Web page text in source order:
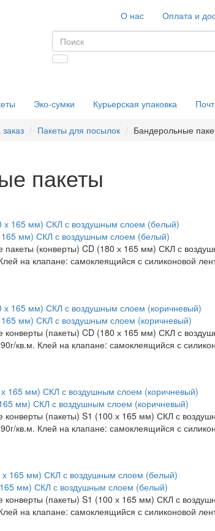
О нас Оплата и
Эко-сумки Курьерская упаковка
Пакеты для посылок Бандерольные
пакеты
165 мм) СКЛ с воздушным слоем (белый)
пакеты (конверты) CD (180 х 165 мм) СКЛ с
на клапане: самоклеящийся с силиконовой
мм) СКЛ с воздушным слоем (коричневый)
конверты (пакеты) CD (180 х 165 мм) СКЛ с
кв.м. Клей на клапане: самоклеящийся с
мм) СКЛ с воздушным слоем (коричневый)
конверты (пакеты) S1 (100 х 165 мм) СКЛ с
кв.м. Клей на клапане: самоклеящийся с
мм) СКЛ с воздушным слоем (белый)
конверты (пакеты) S1 (100 х 165 мм) СКЛ с
на клапане: самоклеящийся с силиконовой